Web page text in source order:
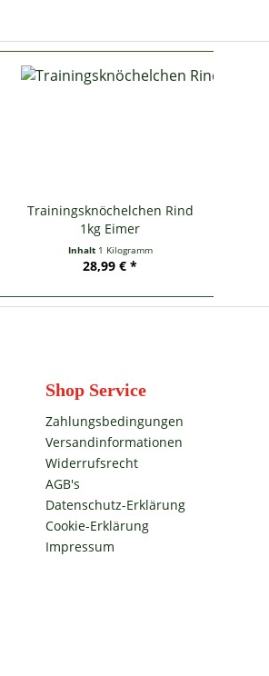
Trainingsknöchelchen Rind
1kg Eimer
Inhalt 1 Kilogramm
28,99 € *
Shop Service
Zahlungsbedingungen
Versandinformationen
Widerrufsrecht
AGB's
Datenschutz-Erklärung
Cookie-Erklärung
Impressum